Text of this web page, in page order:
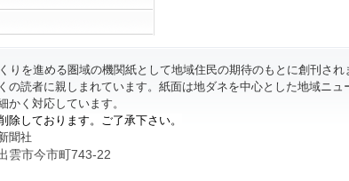
りを進める圏域の機関紙として地域住民の期待のもとに創刊され
の読者に親しまれています。紙面は地ダネを中心とした地域ニュ
かく対応しています。
しております。ご了承下さい。
聞社
雲市今市町743-22